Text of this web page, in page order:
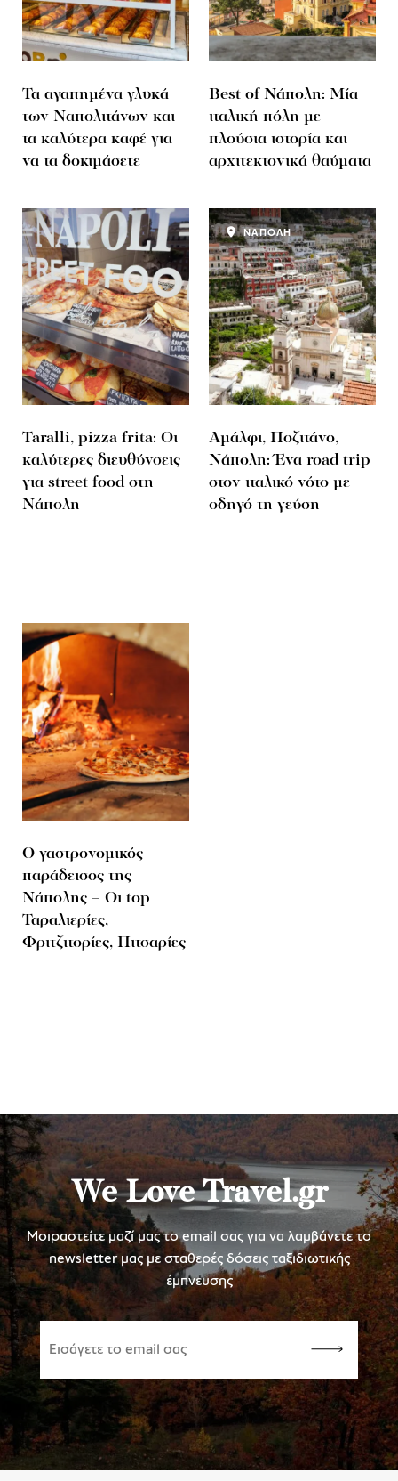
Τα αγαπημένα γλυκά
των Ναπολιτάνων και
τα καλύτερα καφέ για
να τα δοκιμάσετε
Best of Νάπολη: Μία
ιταλική πόλη με
πλούσια ιστορία και
αρχιτεκτονικά θαύματα
Taralli, pizza frita: Οι
καλύτερες διευθύνσεις
για street food στη
Νάπολη
Αμάλφι, Ποζιτάνο,
Νάπολη: Ένα road trip
στον ιταλικό νότο με
οδηγό τη γεύση
ΝΑΠΟΛΗ
Ο γαστρονομικός
παράδεισος της
Νάπολης – Οι top
Ταραλιερίες,
Φριτζιτορίες, Πιτσαρίες
We Love Travel.gr
Μοιραστείτε μαζί μας το email σας για να λαμβάνετε το
newsletter μας με σταθερές δόσεις ταξιδιωτικής
έμπνευσης